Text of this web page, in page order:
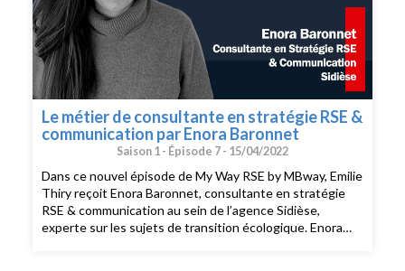
Le métier de consultante en stratégie RSE &
communication par Enora Baronnet
Saison 1 - Épisode 7 - 15/04/2022
Dans ce nouvel épisode de My Way RSE by MBway, Emilie
Thiry reçoit Enora Baronnet, consultante en stratégie
RSE & communication au sein de l’agence Sidièse,
experte sur les sujets de transition écologique. Enora